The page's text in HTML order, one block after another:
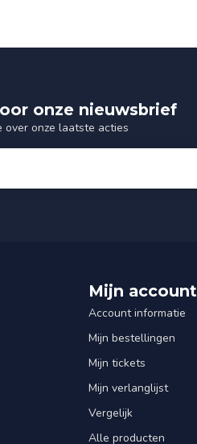
onze nieuwsbrief
over onze laatste acties
Mijn account
Account informatie
Mijn bestellingen
Mijn tickets
Mijn verlanglijst
Vergelijk
Alle producten